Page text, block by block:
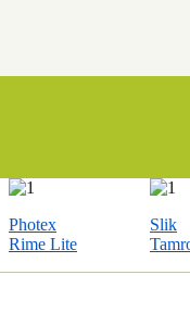
Photex
Rime Lite
Slik